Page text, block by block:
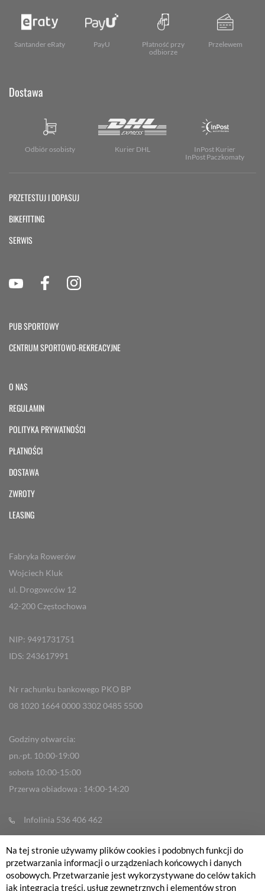
Santander eRaty PayU
Płatność przy
odbiorze
Przelewem
Dostawa
Odbiór osobisty Kurier DHL
InPost Kurier
InPost Paczkomaty
PRZETESTUJ I DOPASUJ
BIKEFITTING
SERWIS
PUB SPORTOWY
CENTRUM SPORTOWO-REKREACYJNE
O NAS
REGULAMIN
POLITYKA PRYWATNOŚCI
PŁATNOŚCI
DOSTAWA
ZWROTY
LEASING
Fabryka Rowerów
Wojciech Kluk
ul. Drogowców 12
42-200 Częstochowa
NIP: 9491731751
IDS: 243617991
Nr rachunku bankowego PKO BP
08 1020 1664 0000 3302 0485 5500
Godziny otwarcia:
pn.-pt. 10:00-19:00
sobota 10:00-15:00
Przerwa obiadowa : 14:00-14:20
Infolinia 536 406 462
info@fabrykarowerow.com
Reklamacje
sklep@fabrykarowerow.com
Na tej stronie używamy plików cookies i podobnych funkcji do
przetwarzania informacji o urządzeniach końcowych i danych
osobowych. Przetwarzanie jest wykorzystywane do celów takich
jak integracja treści, usług zewnętrznych i elementów stron